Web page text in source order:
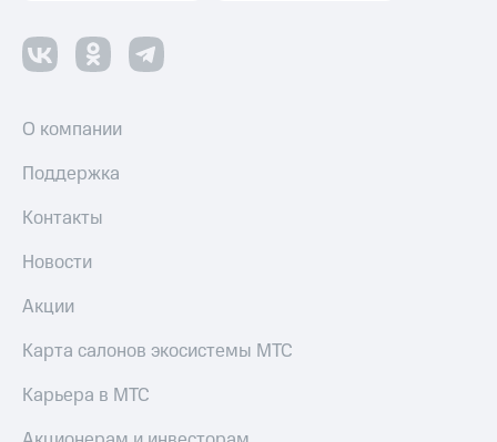
О компании
Поддержка
Контакты
Новости
Акции
Карта салонов экосистемы МТС
Карьера в МТС